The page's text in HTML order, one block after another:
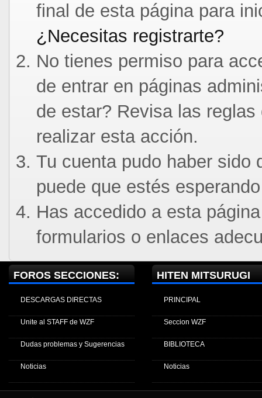
final de esta página para
¿Necesitas registrarte?
No tienes permiso para
de entrar en páginas
de estar? Revisa las
realizar esta acción.
Tu cuenta pudo haber sido
puede que estés
Has accedido a esta
formularios o enlaces
FOROS SECCIONES:
DESCARGAS DIRECTAS
Unite al STAFF de WZF
Dudas problemas y Sugerencias
Noticias
HITEN MITSURUGI
PRINCIPAL
Seccion WZF
BIBLIOTECA
Noticias